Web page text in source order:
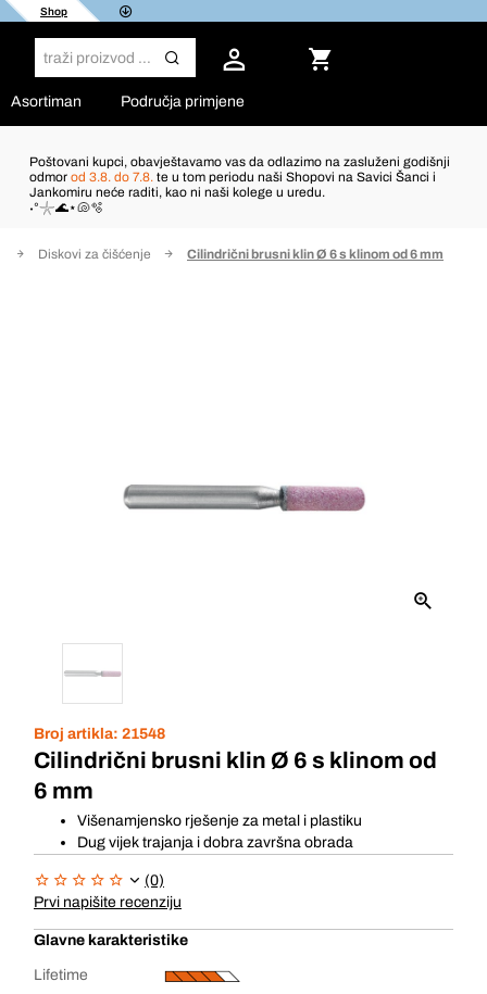
Shop
Asortiman Područja primjene
Poštovani kupci, obavještavamo vas da odlazimo na zasluženi godišnji
odmor od 3.8. do 7.8. te u tom periodu naši Shopovi na Savici Šanci i
Jankomiru neće raditi, kao ni naši kolege u uredu.
˖°𓇼🌊⋆🐚🫧
Diskovi za čišćenje Cilindrični brusni klin Ø 6 s klinom od 6 mm
Broj artikla: 21548
Cilindrični brusni klin Ø 6 s klinom od
6 mm
Višenamjensko rješenje za metal i plastiku
Dug vijek trajanja i dobra završna obrada
(0)
Prvi napišite recenziju
Glavne karakteristike
Lifetime